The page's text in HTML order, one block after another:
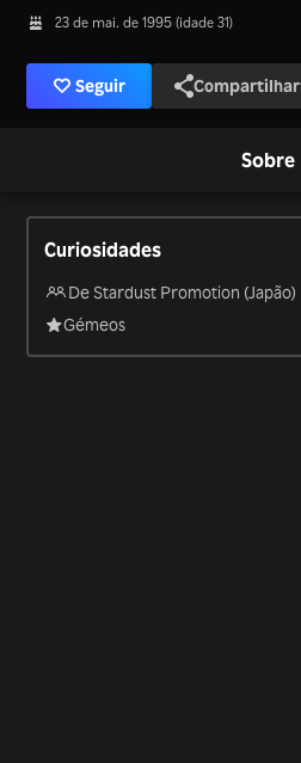
23 de mai. de 1995 (idade 31)
Seguir Compartilhar
Sobre
Curiosidades
De Stardust Promotion (Japão)
Gémeos